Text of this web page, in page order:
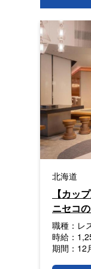
北海道
【カッ
ニセコ
職種： レ
時給：
期間： 12